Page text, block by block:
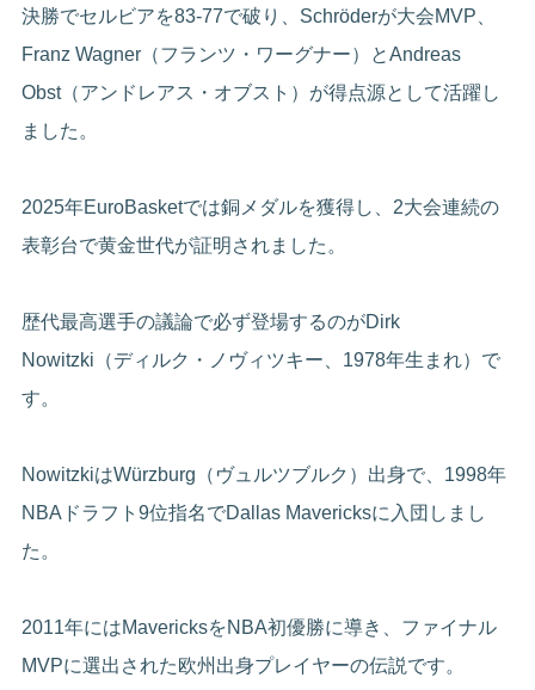
決勝でセルビアを83-77で破り、Schröderが大会MVP、
Franz Wagner（フランツ・ワーグナー）とAndreas
Obst（アンドレアス・オブスト）が得点源として活躍し
ました。
2025年EuroBasketでは銅メダルを獲得し、2大会連続の
表彰台で黄金世代が証明されました。
歴代最高選手の議論で必ず登場するのがDirk
Nowitzki（ディルク・ノヴィツキー、1978年生まれ）で
す。
NowitzkiはWürzburg（ヴュルツブルク）出身で、1998年
NBAドラフト9位指名でDallas Mavericksに入団しまし
た。
2011年にはMavericksをNBA初優勝に導き、ファイナル
MVPに選出された欧州出身プレイヤーの伝説です。